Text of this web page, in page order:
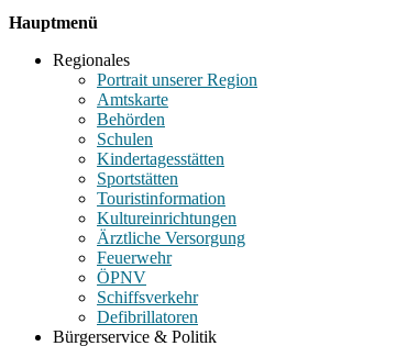
Hauptmenü
Regionales
Portrait unserer Region
Amtskarte
Behörden
Schulen
Kindertagesstätten
Sportstätten
Touristinformation
Kultureinrichtungen
Ärztliche Versorgung
Feuerwehr
ÖPNV
Schiffsverkehr
Defibrillatoren
Bürgerservice & Politik